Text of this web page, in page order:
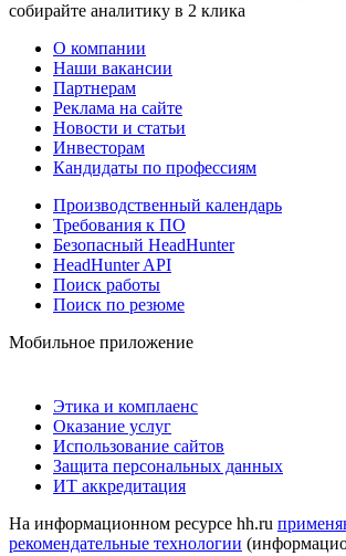
собирайте аналитику в 2 клика
О компании
Наши вакансии
Партнерам
Реклама на сайте
Новости и статьи
Инвесторам
Кандидаты по профессиям
Производственный календарь
Требования к ПО
Безопасный HeadHunter
HeadHunter API
Поиск работы
Поиск по резюме
Мобильное приложение
Этика и комплаенс
Оказание услуг
Использование сайтов
Защита персональных данных
ИТ аккредитация
На информационном ресурсе hh.ru
рекомендательные технологии